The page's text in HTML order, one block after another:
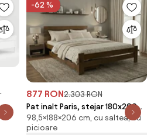
-62 %
877 RON2.303 RON
Pat inalt Paris, stejar 180x200
cm Saltele: Fara saltea, Somiera
pat: Cu lamele curbate
98,5×188×206 cm, cu saltea, cu
picioare